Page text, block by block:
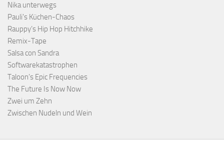
Nika unterwegs
Pauli's Küchen-Chaos
Rauppy’s Hip Hop Hitchhike
Remix-Tape
Salsa con Sandra
Softwarekatastrophen
Taloon’s Epic Frequencies
The Future Is Now Now
Zwei um Zehn
Zwischen Nudeln und Wein